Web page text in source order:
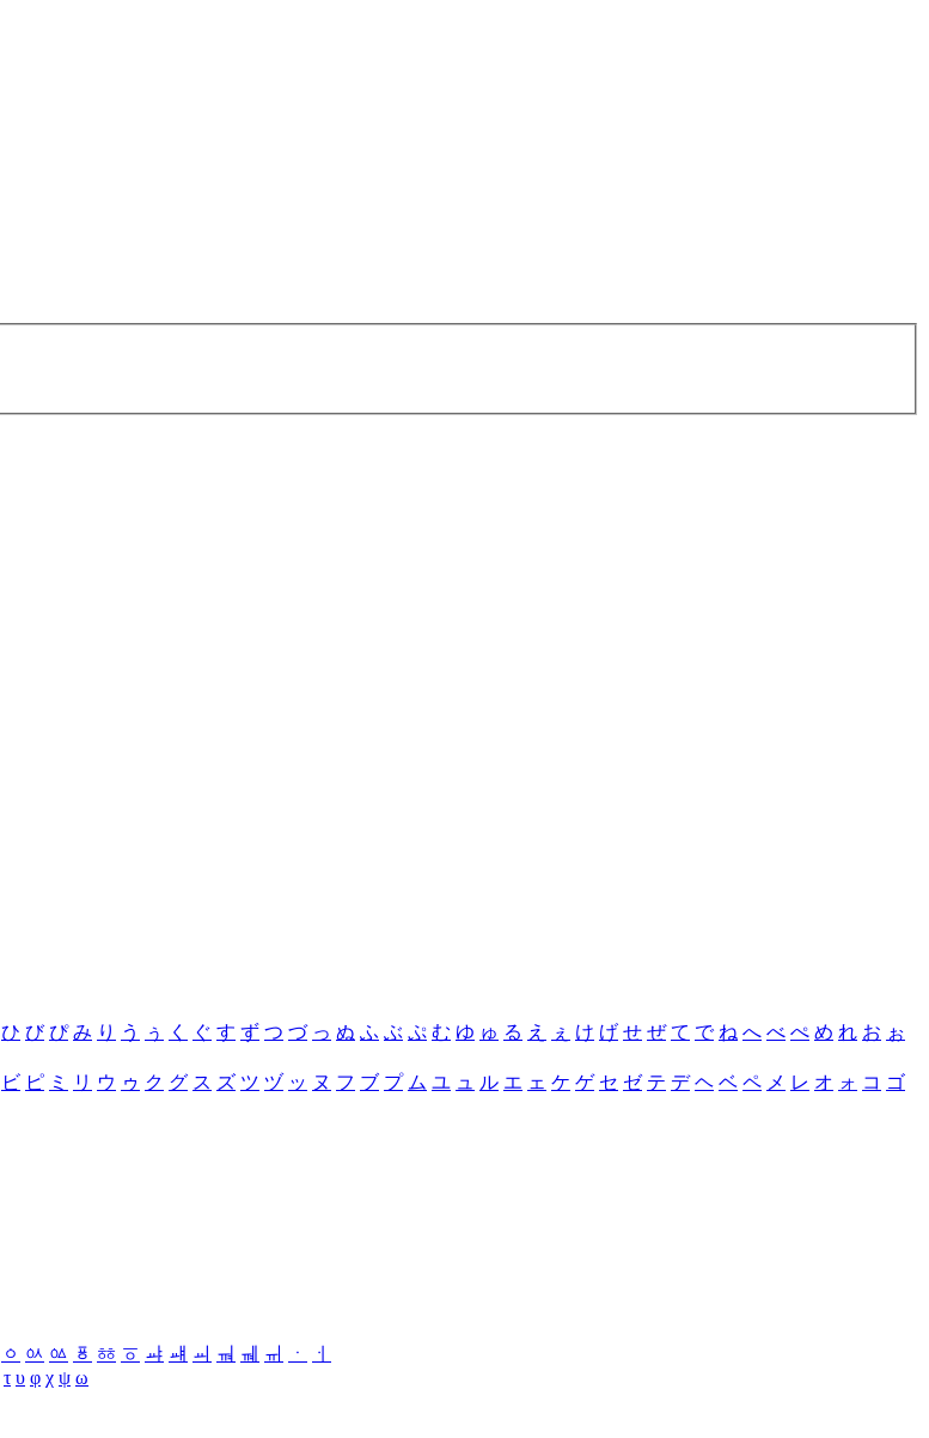
ひ び ぴ み り う ぅ く ぐ す ず つ づ っ ぬ ふ ぶ ぷ む ゆ ゅ る え ぇ け げ せ ぜ て で ね へ べ ぺ め れ お ぉ
ビ ピ ミ リ ウ ゥ ク グ ス ズ ツ ヅ ッ ヌ フ ブ プ ム ユ ュ ル エ ェ ケ ゲ セ ゼ テ デ ヘ ベ ペ メ レ オ ォ コ ゴ
ㆁ ㆂ ㆃ ㆄ ㆅ ㆆ ㆇ ㆈ ㆉ ㆊ ㆋ ㆌ ㆍ
ㆎ
τ υ φ χ ψ ω